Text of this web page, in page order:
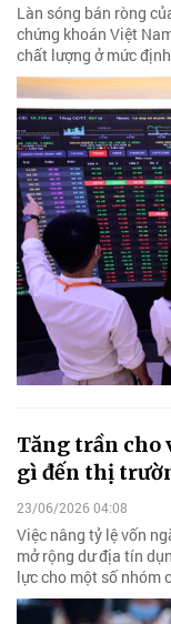
Làn sóng bán ròng
chứng khoán Việt
chất lượng ở mức
Tăng trần cho
gì đến thị
23/06/2026 04:08
Việc nâng tỷ lệ vốn
mở rộng dư địa tín
lực cho một số nhóm